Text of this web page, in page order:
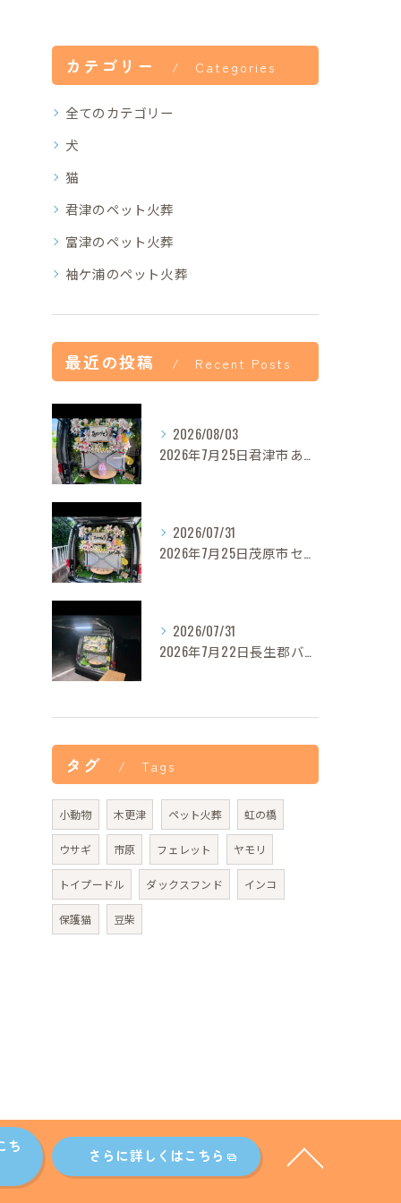
カテゴリー Categories
全てのカテゴリー
犬
猫
君津のペット火葬
富津のペット火葬
袖ケ浦のペット火葬
最近の投稿 Recent Posts
2026/08/03
2026年7月25日君津市あずきちゃんご葬儀
2026/07/31
2026年7月25日茂原市セレナちゃんご葬儀
2026/07/31
2026年7月22日長生郡バロンちゃんご葬儀
タグ Tags
小動物 木更津 ペット火葬 虹の橋
ウサギ 市原 フェレット ヤモリ
トイプードル ダックスフンド インコ
保護猫 豆柴
ち
さらに詳しくはこちら